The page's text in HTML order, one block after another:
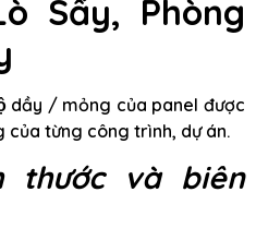
Sấy, Phòng
dầy / mỏng của panel được
từng công trình, dự án.
thước và biên